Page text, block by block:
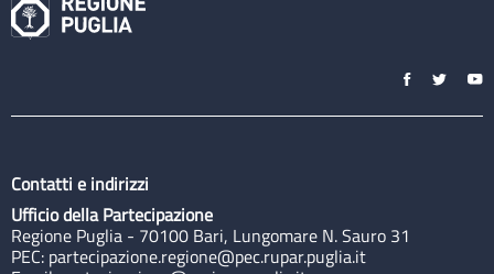
Contatti e indirizzi
Ufficio della Partecipazione
Regione Puglia - 70100 Bari, Lungomare N. Sauro 31
PEC: partecipazione.regione@pec.rupar.puglia.it